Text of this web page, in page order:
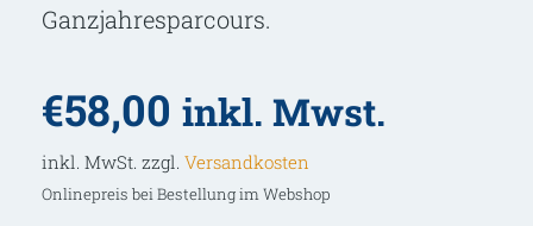
Ganzjahresparcours.
€58,00 inkl. Mwst.
inkl. MwSt. zzgl. Versandkosten
Onlinepreis bei Bestellung im Webshop